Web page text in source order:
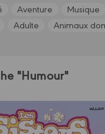
Aventure Musique
Adulte Animaux
"Humour"